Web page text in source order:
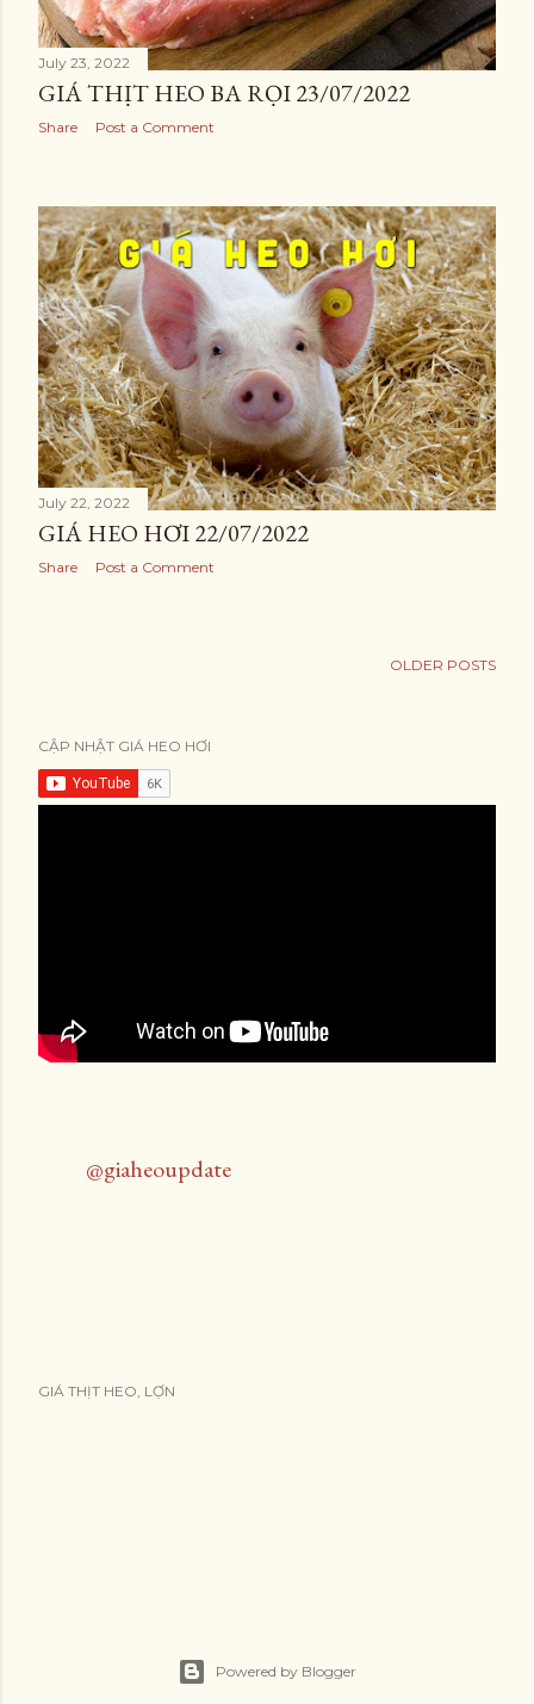
July 23, 2022
GIÁ THỊT HEO BA RỌI 23/07/2022
Share Post a Comment
July 22, 2022
GIÁ HEO HƠI 22/07/2022
Share Post a Comment
OLDER POSTS
CẬP NHẬT GIÁ HEO HƠI
@giaheoupdate
GIÁ THỊT HEO, LỢN
Powered by Blogger